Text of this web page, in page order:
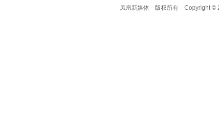
凤凰新媒体
版权所有 Copyright ©